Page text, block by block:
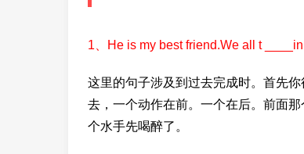
1、He is my best friend.We all t
这里的句子涉及到过去完成时。首先
去，一个动作在前。一个在后。前面
个水手先喝醉了。